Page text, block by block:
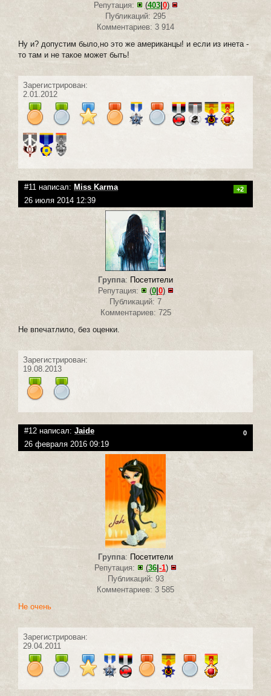
Репутация:
(403| 0)
Публикаций: 295
Комментариев: 3 914
Ну и? допустим было,но это же американцы! и если из инета -
то там и не такое может быть!
Зарегистрирован:
2.01.2012
#11 написал: Miss Karma +2
26 июля 2014 12:39
Группа: Посетители
Репутация:
(0| 0)
Публикаций: 7
Комментариев: 725
Не впечатлило, без оценки.
Зарегистрирован:
19.08.2013
#12 написал: Jaide 0
26 февраля 2016 09:19
Группа: Посетители
Репутация:
(36 -1)
Публикаций: 93
Комментариев: 3 585
Не очень
Зарегистрирован:
29.04.2011